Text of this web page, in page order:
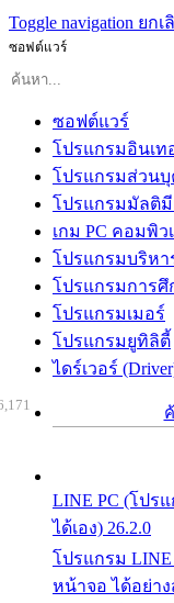
Toggle navigation ยกเ
ซอฟต์แวร์
ซอฟต์แวร์
โปรแกรมอินเท
โปรแกรมส่วน
โปรแกรมมัลติมี
เกม PC คอมพิว
โปรแกรมบริหา
โปรแกรมการศึ
โปรแกรมเมอร์
โปรแกรมยูทิลิตี้
ไดร์เวอร์
LINE PC (โปร
ได้เอง) 26.2.0
โปรแกรม
หน้าจอ ได้อย่า